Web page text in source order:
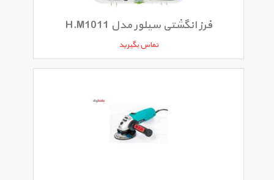
فرز انگشتی سیلور مدل H.M1011
تماس بگیرید